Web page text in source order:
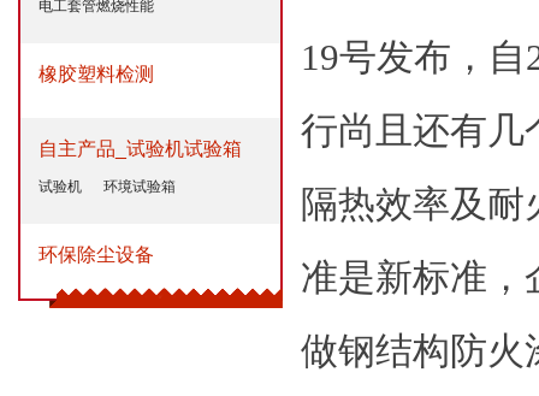
电工套管燃烧性能
橡胶塑料检测
自主产品_试验机试验箱
试验机 环境试验箱
环保除尘设备
19号发布，
行尚且还有几
隔热效率及
准是新标准，
做钢结构防火